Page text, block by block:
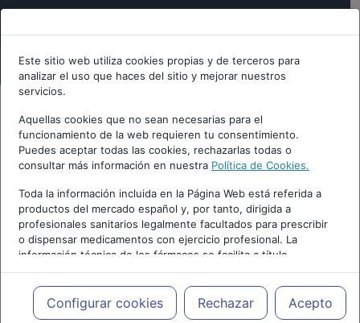
Este sitio web utiliza cookies propias y de terceros para
analizar el uso que haces del sitio y mejorar nuestros
servicios.
Aquellas cookies que no sean necesarias para el
funcionamiento de la web requieren tu consentimiento.
Puedes aceptar todas las cookies, rechazarlas todas o
consultar más información en nuestra Política de Cookies.
Toda la información incluida en la Página Web está referida a
productos del mercado español y, por tanto, dirigida a
profesionales sanitarios legalmente facultados para prescribir
o dispensar medicamentos con ejercicio profesional. La
información técnica de los fármacos se facilita a título
meramente informativo, siendo responsabilidad de los
profesionales facultados prescribir medicamentos y decidir, en
cada caso concreto, el tratamiento más adecuado a las
necesidades del paciente.
Configurar cookies Rechazar Acepto